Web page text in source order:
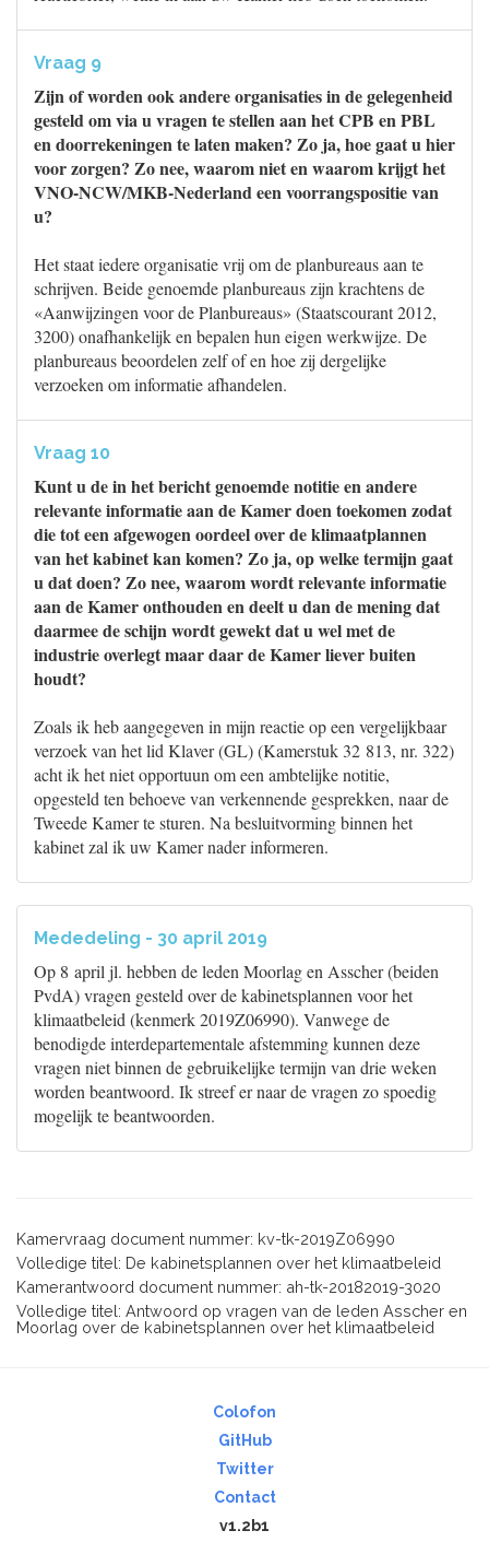
Vraag 9
Zijn of worden ook andere organisaties in de gelegenheid
gesteld om via u vragen te stellen aan het CPB en PBL
en doorrekeningen te laten maken? Zo ja, hoe gaat u hier
voor zorgen? Zo nee, waarom niet en waarom krijgt het
VNO-NCW/MKB-Nederland een voorrangspositie van
u?
Het staat iedere organisatie vrij om de planbureaus aan te
schrijven. Beide genoemde planbureaus zijn krachtens de
«Aanwijzingen voor de Planbureaus» (Staatscourant 2012,
3200) onafhankelijk en bepalen hun eigen werkwijze. De
planbureaus beoordelen zelf of en hoe zij dergelijke
verzoeken om informatie afhandelen.
Vraag 10
Kunt u de in het bericht genoemde notitie en andere
relevante informatie aan de Kamer doen toekomen zodat
die tot een afgewogen oordeel over de klimaatplannen
van het kabinet kan komen? Zo ja, op welke termijn gaat
u dat doen? Zo nee, waarom wordt relevante informatie
aan de Kamer onthouden en deelt u dan de mening dat
daarmee de schijn wordt gewekt dat u wel met de
industrie overlegt maar daar de Kamer liever buiten
houdt?
Zoals ik heb aangegeven in mijn reactie op een vergelijkbaar
verzoek van het lid Klaver (GL) (Kamerstuk 32 813, nr. 322)
acht ik het niet opportuun om een ambtelijke notitie,
opgesteld ten behoeve van verkennende gesprekken, naar de
Tweede Kamer te sturen. Na besluitvorming binnen het
kabinet zal ik uw Kamer nader informeren.
Mededeling - 30 april 2019
Op 8 april jl. hebben de leden Moorlag en Asscher (beiden
PvdA) vragen gesteld over de kabinetsplannen voor het
klimaatbeleid (kenmerk 2019Z06990). Vanwege de
benodigde interdepartementale afstemming kunnen deze
vragen niet binnen de gebruikelijke termijn van drie weken
worden beantwoord. Ik streef er naar de vragen zo spoedig
mogelijk te beantwoorden.
Kamervraag document nummer: kv-tk-2019Z06990
Volledige titel: De kabinetsplannen over het klimaatbeleid
Kamerantwoord document nummer: ah-tk-20182019-3020
Volledige titel: Antwoord op vragen van de leden Asscher en
Moorlag over de kabinetsplannen over het klimaatbeleid
Colofon
GitHub
Twitter
Contact
v1.2b1